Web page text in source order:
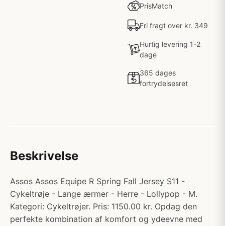
PrisMatch
Fri fragt over kr. 349
Hurtig levering 1-2
dage
365 dages
fortrydelsesret
Beskrivelse
Assos Assos Equipe R Spring Fall Jersey S11 -
Cykeltrøje - Lange ærmer - Herre - Lollypop - M.
Kategori: Cykeltrøjer. Pris: 1150.00 kr. Opdag den
perfekte kombination af komfort og ydeevne med